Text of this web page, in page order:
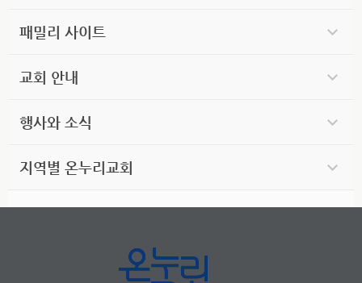
패밀리 사이트
교회 안내
행사와 소식
지역별 온누리교회